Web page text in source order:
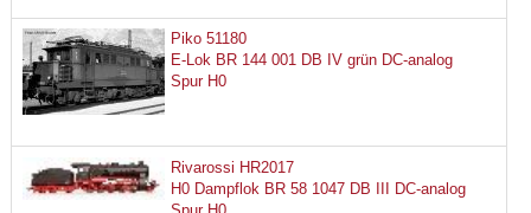
Piko 51180
E-Lok BR 144 001 DB IV grün DC-analog
Spur H0
Rivarossi HR2017
H0 Dampflok BR 58 1047 DB III DC-analog